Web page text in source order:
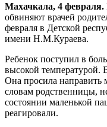
Махачкала, 4 февраля.
обвиняют врачей
февраля в Детской
имени Н.М.Кураева.
Ребенок поступил в
высокой температурой.
Она просила
словам родственницы,
состоянии маленькой
реагировали.